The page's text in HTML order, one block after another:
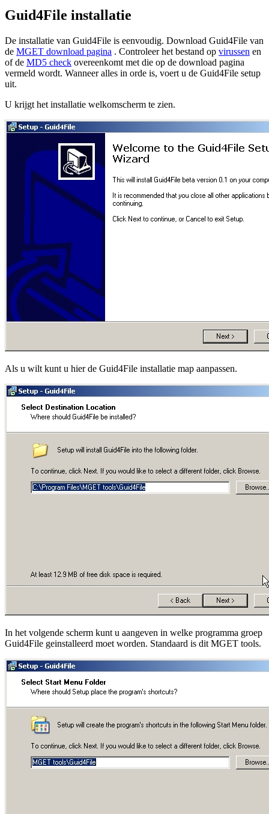
Guid4File installatie
De installatie van Guid4File is eenvoudig. Download Guid4File van
de MGET download pagina . Controleer het bestand op virussen en
of de MD5 check overeenkomt met die op de download pagina
vermeld wordt. Wanneer alles in orde is, voert u de Guid4File setup
uit.
U krijgt het installatie welkomscherm te zien.
Als u wilt kunt u hier de Guid4File installatie map aanpassen.
In het volgende scherm kunt u aangeven in welke programma groep
Guid4File geinstalleerd moet worden. Standaard is dit MGET tools.